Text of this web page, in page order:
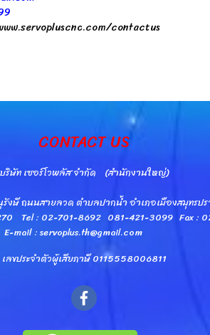
contactus
CONTACT US
บริษัท เซอร์โวพลัส จำกัด (สำนักงานใหญ่)
งษี ถนนสายลวด ตำบลปากน้ำ อำเภอเมืองสมุทรปร
Tel : 02-701-8692 081-421-3099 Fax :
E-mail : servoplus.th@gmail.com
เลขประจำตัวผู้เสียภาษี 0115558006811